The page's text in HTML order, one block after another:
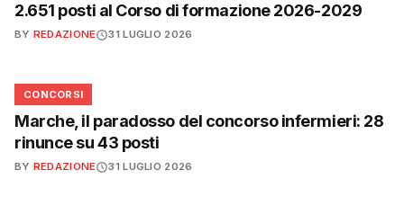
2.651 posti al Corso di formazione 2026-2029
BY REDAZIONE 31 LUGLIO 2026
📋
CONCORSI
Marche, il paradosso del concorso infermieri: 28
rinunce su 43 posti
BY REDAZIONE 31 LUGLIO 2026